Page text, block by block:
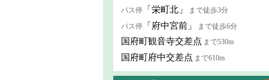
バス停 「栄町北」
まで徒歩3分
バス停 「府中宮前」 まで徒歩6分
国府町観音寺交差点 まで530m
国府町府中交差点 まで610m